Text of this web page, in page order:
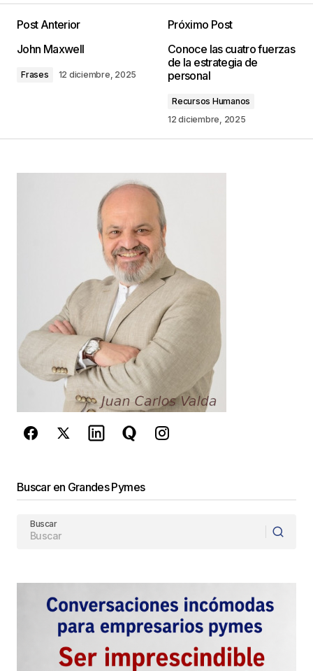
publicada.
Los campos obligatorios están
*
Guarda mi nombre, correo electrónico y web en
este navegador para la próxima vez que
comente.
Este sitio esta protegido por
reCAPTCHA y laPolítica de
privacidady losTérminos del servicio
de Google se aplican.
Post Anterior
John Maxwell
Frases 12 diciembre, 2025
Próximo Post
Conoce las cuatro fuerzas
de la estrategia de
personal
Recursos Humanos
12 diciembre, 2025
Buscar en Grandes Pymes
Buscar